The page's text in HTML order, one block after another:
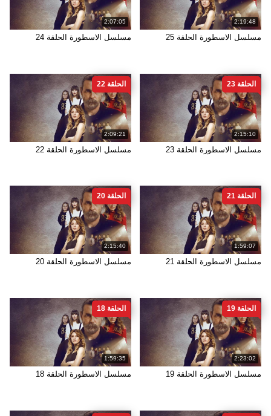
2:19:48
مسلسل الاسطورة الحلقة 25
2:07:05
مسلسل الاسطورة الحلقة 24
2:15:10
الحلقة 23
مسلسل الاسطورة الحلقة 23
2:09:21
الحلقة 22
مسلسل الاسطورة الحلقة 22
1:59:07
الحلقة 21
مسلسل الاسطورة الحلقة 21
2:15:40
الحلقة 20
مسلسل الاسطورة الحلقة 20
2:23:02
الحلقة 19
مسلسل الاسطورة الحلقة 19
1:59:35
الحلقة 18
مسلسل الاسطورة الحلقة 18